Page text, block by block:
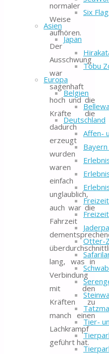
Six
Asien
Japan
Tobu
Europa
Belgien
Deutschland
Affen-
Otter-
Tier-
normaler
Weise
aufhören.
Der
Ausschwung
war
sagenhaft
hoch und die
Kräfte die
dadurch
erzeugt
wurden
waren
einfach
unglaublich,
auch war die
Fahrzeit
lang, was in
Verbindung
mit den
Kräften zu
manch einen
Lachkrampf
geführt hat.